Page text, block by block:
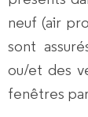
neuf (air
sont
ou/et des
fenêtres